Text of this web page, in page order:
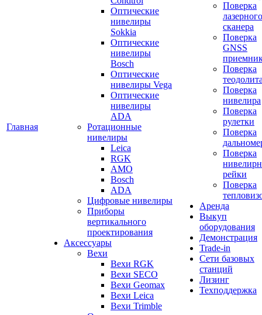
Главная
Оптические
нивелиры
Sokkia
Оптические
нивелиры
Bosch
Оптические
нивелиры Vega
Оптические
нивелиры
ADA
Ротационные
нивелиры
Leica
RGK
AMO
Bosch
ADA
Цифровые нивелиры
Приборы
вертикального
проектирования
Аксессуары
Вехи
Вехи RGK
Вехи SECO
Вехи Geomax
Вехи Leica
Вехи Trimble
Поверка
лазерного
сканера
Поверка
GNSS
Поверка
Поверка
нивелира
Поверка
рулетки
Поверка
Поверка
рейки
Поверка
Аренда
Выкуп
оборудования
Демонстрация
Trade-in
Сети базовых
станций
Лизинг
Техподдержка